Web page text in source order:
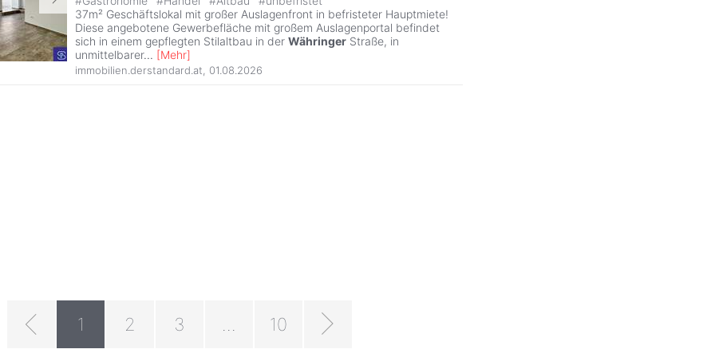
37m² Geschäftslokal mit großer Auslagenfront in befristeter Hauptmiete!
Diese angebotene Gewerbefläche mit großem Auslagenportal befindet
sich in einem gepflegten Stilaltbau in der Währinger Straße, in
unmittelbarer... [Mehr]
immobilien.derstandard.at 01.08.2026
1 2 3 10